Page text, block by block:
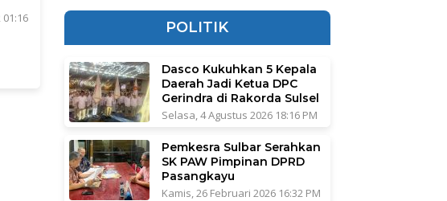
POLITIK
Dasco Kukuhkan 5 Kepala
Daerah Jadi Ketua DPC
Gerindra di Rakorda Sulsel
Selasa, 4 Agustus 2026 18:16 PM
Pemkesra Sulbar Serahkan
SK PAW Pimpinan DPRD
Pasangkayu
Kamis, 26 Februari 2026 16:32 PM